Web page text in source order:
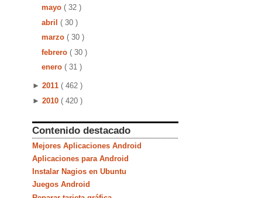
mayo ( 32 )
abril ( 30 )
marzo ( 30 )
febrero ( 30 )
enero ( 31 )
► 2011 ( 462 )
► 2010 ( 420 )
Contenido destacado
Mejores Aplicaciones Android
Aplicaciones para Android
Instalar Nagios en Ubuntu
Juegos Android